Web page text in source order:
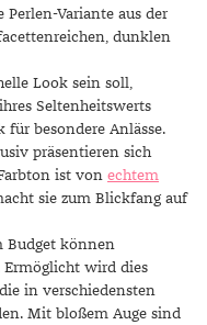
Variante aus der
dunklen
Look sein soll,
Seltenheitswerts
für besondere Anlässe.
präsentieren sich
ist von echtem
sie zum Blickfang auf
Budget können
Ermöglicht wird dies
in verschiedensten
Mit bloßem Auge sind